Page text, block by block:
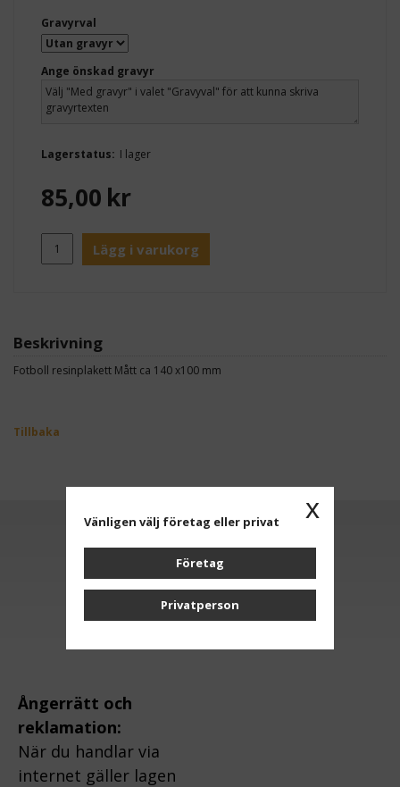
Gravyrval
Ange önskad gravyr
Lagerstatus: I lager
85,00 kr
Lägg i varukorg
Beskrivning
Fotboll resinplakett Mått ca 140 x100 mm
Tillbaka
Anmäl dig till vårt nyhetsbrev
Ångerrätt och
reklamation:
När du handlar via
internet gäller lagen
x
Vänligen välj företag eller privat
Företag
Privatperson